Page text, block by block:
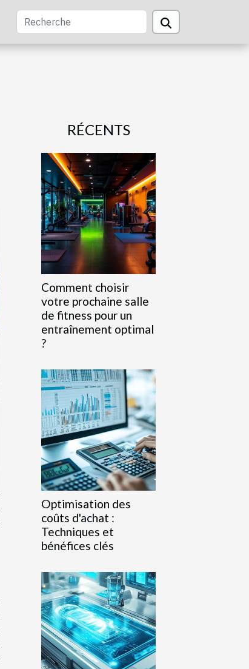
RÉCENTS
Comment choisir
votre prochaine salle
de fitness pour un
entraînement optimal
?
Optimisation des
coûts d'achat :
Techniques et
bénéfices clés